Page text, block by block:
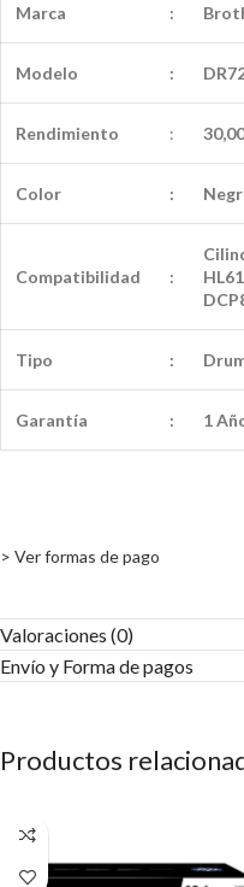
Marca :
Modelo :
Rendimiento :
Color :
Compatibilidad :
Tipo :
Garantía : 1
> Ver formas de pago
Valoraciones (0)
Envío y Forma de pagos​
Productos